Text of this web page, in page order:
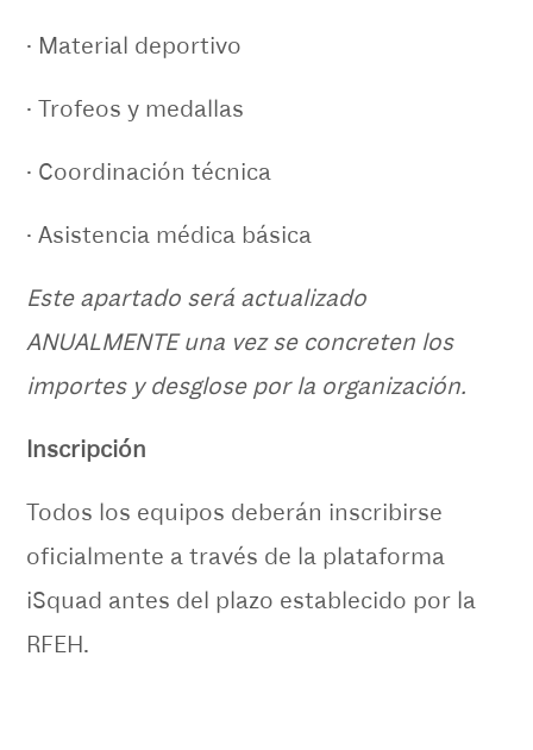
· Material deportivo
· Trofeos y medallas
· Coordinación técnica
· Asistencia médica básica
Este apartado será actualizado
ANUALMENTE una vez se concreten los
importes y desglose por la organización.
Inscripción
Todos los equipos deberán inscribirse
oficialmente a través de la plataforma
iSquad antes del plazo establecido por la
RFEH.